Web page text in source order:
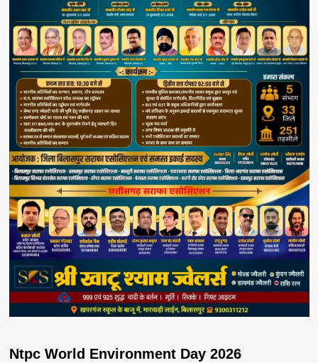
Ntpc World Environment Day 2026